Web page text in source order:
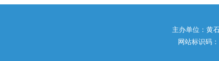
主办单位：黄
网站标识码